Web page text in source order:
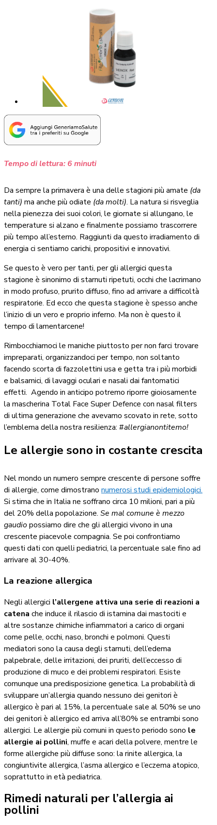
Tempo di lettura: 6minuti
Da sempre la primavera è una delle stagioni più amate (da
tanti) ma anche più odiate (da molti). La natura si risveglia
nella pienezza dei suoi colori, le giornate si allungano, le
temperature si alzano e finalmente possiamo trascorrere
più tempo all’esterno. Raggiunti da questo irradiamento di
energia ci sentiamo carichi, propositivi e innovativi.
Se questo è vero per tanti, per gli allergici questa
stagione è sinonimo di starnuti ripetuti, occhi che lacrimano
in modo profuso, prurito diffuso, fino ad arrivare a difficoltà
respiratorie. Ed ecco che questa stagione è spesso anche
l’inizio di un vero e proprio inferno. Ma non è questo il
tempo di lamentarcene!
Rimbocchiamoci le maniche piuttosto per non farci trovare
impreparati, organizzandoci per tempo, non soltanto
facendo scorta di fazzolettini usa e getta tra i più morbidi
e balsamici, di lavaggi oculari e nasali dai fantomatici
effetti. Agendo in anticipo potremo riporre gioiosamente
la mascherina Total Face Super Defence con nasal filters
di ultima generazione che avevamo scovato in rete, sotto
l’emblema della nostra resilienza: #allergianontitemo!
Le allergie sono in costante crescita
Nel mondo un numero sempre crescente di persone soffre
di allergie, come dimostrano numerosi studi epidemiologici.
Si stima che in Italia ne soffrano circa 10 milioni, pari a più
del 20% della popolazione. Se mal comune è mezzo
gaudiopossiamo dire che gli allergici vivono in una
crescente piacevole compagnia. Se poi confrontiamo
questi dati con quelli pediatrici, la percentuale sale fino ad
arrivare al 30-40%.
La reazione allergica
Negli allergici l’allergene attiva una serie di reazioni a
catena che induce il rilascio di istamina dai mastociti e
altre sostanze chimiche infiammatori a carico di organi
come pelle, occhi, naso, bronchi e polmoni. Questi
mediatori sono la causa degli starnuti, dell’edema
palpebrale, delle irritazioni, dei pruriti, dell’eccesso di
produzione di muco e dei problemi respiratori. Esiste
comunque una predisposizione genetica. La probabilità di
sviluppare un’allergia quando nessuno dei genitori è
allergico è pari al 15%, la percentuale sale al 50% se uno
dei genitori è allergico ed arriva all’80% se entrambi sono
allergici. Le allergie più comuni in questo periodo sono le
allergie ai pollini, muffe e acari della polvere, mentre le
forme allergiche più diffuse sono: la rinite allergica, la
congiuntivite allergica, l’asma allergico e l’eczema atopico,
soprattutto in età pediatrica.
Rimedi naturali per l’allergia ai
pollini